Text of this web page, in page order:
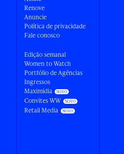
Renove
Anuncie
Política de privacidade
Fale conosco
Edição semanal
Women to Watch
Portfólio de Agências
Ingressos
Maximídia
Convites WW
Retail Media